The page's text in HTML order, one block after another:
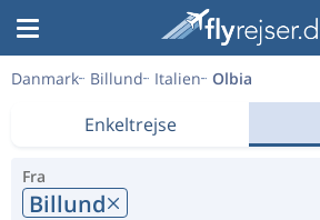
Danmark Billund Italien Olbia
Enkeltrejse
Fra
Billund